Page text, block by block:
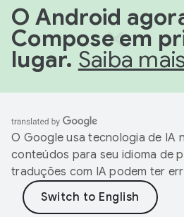
O Android
Compose em
lugar. Saiba
O Google usa tecnologia de IA
conteúdos para seu idioma de
traduções com IA podem ter